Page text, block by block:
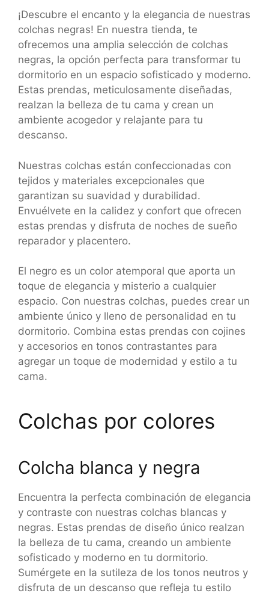
¡Descubre el encanto y la elegancia de nuestras
colchas negras! En nuestra tienda, te
ofrecemos una amplia selección de colchas
negras, la opción perfecta para transformar tu
dormitorio en un espacio sofisticado y moderno.
Estas prendas, meticulosamente diseñadas,
realzan la belleza de tu cama y crean un
ambiente acogedor y relajante para tu
descanso.
Nuestras colchas están confeccionadas con
tejidos y materiales excepcionales que
garantizan su suavidad y durabilidad.
Envuélvete en la calidez y confort que ofrecen
estas prendas y disfruta de noches de sueño
reparador y placentero.
El negro es un color atemporal que aporta un
toque de elegancia y misterio a cualquier
espacio. Con nuestras colchas, puedes crear un
ambiente único y lleno de personalidad en tu
dormitorio. Combina estas prendas con cojines
y accesorios en tonos contrastantes para
agregar un toque de modernidad y estilo a tu
cama.
Colchas por colores
Colcha blanca y negra
Encuentra la perfecta combinación de elegancia
y contraste con nuestras colchas blancas y
negras. Estas prendas de diseño único realzan
la belleza de tu cama, creando un ambiente
sofisticado y moderno en tu dormitorio.
Sumérgete en la sutileza de los tonos neutros y
disfruta de un descanso que refleja tu estilo